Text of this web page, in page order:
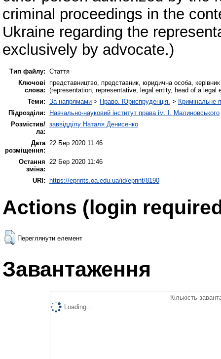
criminal proceedings in the
Ukraine regarding the
exclusively by advocate.)
Тип файлу: Стаття
Ключові
слова:
представництво, представник, юридична особа,
(representation, representative, legal entity, head of a
Теми: За напрямами > Право. Юриспруденція. > Кримінальне
Підрозділи:
Навчально-науковий інститут права ім. І. Малиновського
Розмістив/
ла:
заввідділу Наталя Денисенко
Дата
розміщення:
22 Бер 2020 11:46
Остання
зміна:
22 Бер 2020 11:46
URI: https://eprints.oa.edu.ua/id/eprint/8190
Actions (login
Переглянути елемент
Завантаження
Кількість
Loading...